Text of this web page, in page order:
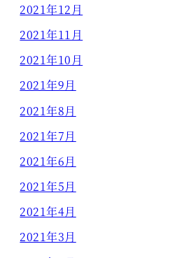
2021年12月
2021年11月
2021年10月
2021年9月
2021年8月
2021年7月
2021年6月
2021年5月
2021年4月
2021年3月